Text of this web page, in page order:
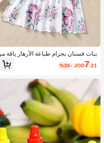
بنات فستان بحزام طباعة الأزهار ياقة مر
بع فراشة مزين
JOD7 .21
%30-